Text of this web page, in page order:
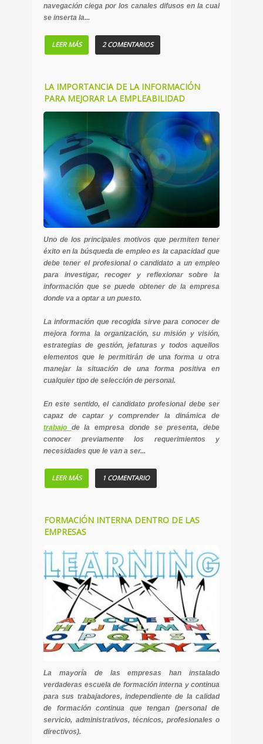
navegación ciega por los canales difusos en la cual
se inserta la...
LEER MÁS 2 COMENTARIOS
LA IMPORTANCIA DE LA INFORMACIÓN
PARA MEJORAR LA EMPLEABILIDAD
Uno de los principales motivos que permiten tener
éxito en la búsqueda de empleo es la capacidad que
debe tener el profesional o candidato a un empleo
para investigar, recoger y reflexionar sobre la
información que se puede obtener de la empresa
donde va a optar a un puesto.
La información que recogida sirve para conocer de
mejora forma la organización, su misión y visión,
estrategias de gestión, jefaturas y todos aquellos
elementos que le permitirán de una forma u otra
manejar la situación de una forma positiva en
cualquier tipo de selección de personal.
En este sentido, el candidato profesional debe ser
capaz de captar y comprender la dinámica de
trabajo de la empresa donde se presenta, debe
conocer previamente los requerimientos y
necesidades que le van a ser...
LEER MÁS 1 COMENTARIO
FORMACIÓN INTERNA DENTRO DE LAS
EMPRESAS
La mayoría de las empresas han instalado
verdaderas escuela de formación interna y continua
para sus trabajadores, independiente de la calidad
de formación continua que tengan (personal de
servicio, administrativos, técnicos, profesionales o
directivos).